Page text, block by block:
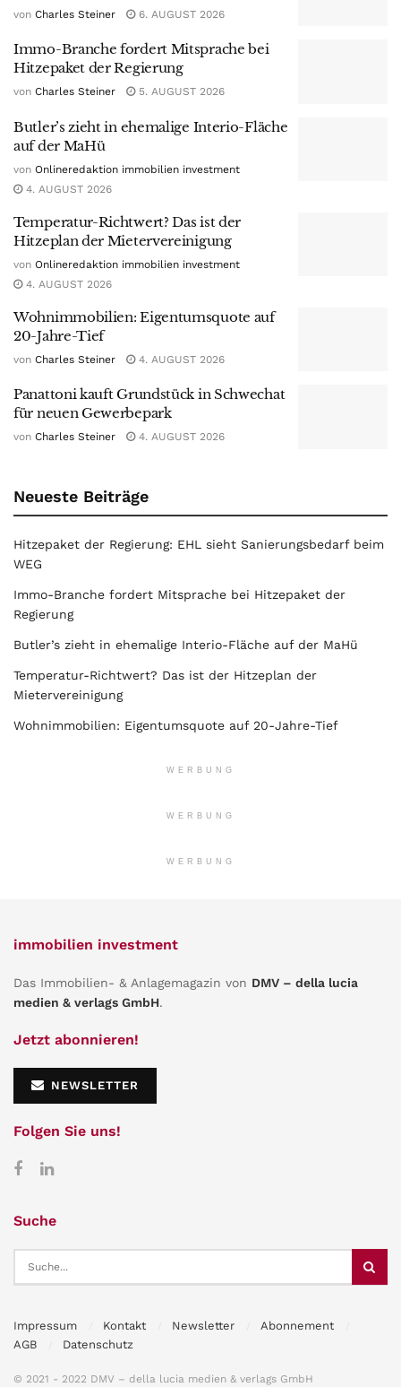
von Charles Steiner 6. AUGUST 2026
Immo-Branche fordert Mitsprache bei
Hitzepaket der Regierung
von Charles Steiner 5. AUGUST 2026
Butler’s zieht in ehemalige Interio-Fläche
auf der MaHü
von Onlineredaktion immobilien investment
4. AUGUST 2026
Temperatur-Richtwert? Das ist der
Hitzeplan der Mietervereinigung
von Onlineredaktion immobilien investment
4. AUGUST 2026
Wohnimmobilien: Eigentumsquote auf
20-Jahre-Tief
von Charles Steiner 4. AUGUST 2026
Panattoni kauft Grundstück in Schwechat
für neuen Gewerbepark
von Charles Steiner 4. AUGUST 2026
Neueste Beiträge
Hitzepaket der Regierung: EHL sieht Sanierungsbedarf beim
WEG
Immo-Branche fordert Mitsprache bei Hitzepaket der
Regierung
Butler’s zieht in ehemalige Interio-Fläche auf der MaHü
Temperatur-Richtwert? Das ist der Hitzeplan der
Mietervereinigung
Wohnimmobilien: Eigentumsquote auf 20-Jahre-Tief
WERBUNG
WERBUNG
WERBUNG
immobilien investment
Das Immobilien- & Anlagemagazin von DMV – della lucia
medien & verlags GmbH.
Jetzt abonnieren!
NEWSLETTER
Folgen Sie uns!
Suche
Impressum Kontakt Newsletter
Abonnement
AGB
Datenschutz
© 2021 - 2022 DMV – della lucia medien & verlags GmbH